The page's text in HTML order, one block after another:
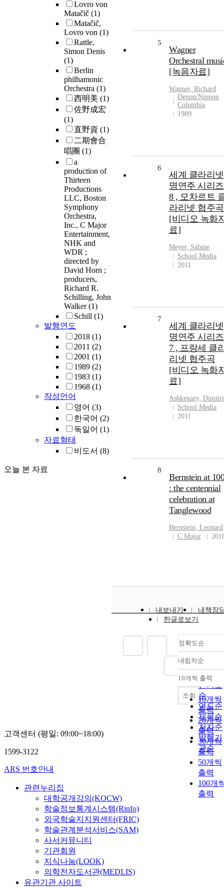
Lovro von
Matačič (1)
Matačič,
Lovro von (1)
Rattle,
Simon Denis
(1)
Berlin
philhamonic
Orchestra (1)
西明美 (1)
佐野成宏
(1)
直野資 (1)
二期會合
唱團 (1)
a
production of
Thirteen
Productions
LLC, Boston
Symphony
Orchestra,
Inc., C Major
Entertainment,
NHK and
WDR ;
directed by
David Horn ;
producers,
Richard R.
Schilling, John
Walker(1)
Schill (1)
발행연도
2018 (1)
2011 (2)
2001 (1)
1989 (2)
1983 (1)
1968 (1)
작성언어
영어 (3)
한국어 (2)
독일어 (1)
자료형태
비도서 (8)
오늘 본 자료
5
Wagner
Orchestral
[녹음자료]
Wagner, Richard
Denon/Nippon
Columbia
1989
6
세계 클라리넷
명연주 시리
8 , 모차르트
라리넷 협주곡
[비디오 녹화
료]
Meyer, Sabine
School Media
2011
7
세계 클라리넷
명연주 시리
7 , 프랑세 클
리넷 협주곡
[비디오 녹화
료]
Ashkenazy, Dimitri
School Media
2011
8
Bernstein at 100
: the centennial
celebration at
Tanglewood
Bernstein, Leonard
C Major
내보내기
내책장
한글로보기
정확도순
정확도
순
인기도
순
연도순
제목순
저자순
발행기
관순
내림차순
내림
10개씩 출력
10개씩
출력
20개씩
출력
30개씩
출력
50개씩
출력
100개
출력
조회
고객센터 (평일: 09:00~18:00)
1599-3122
ARS 번호안내
관련누리집
대학공개강의(KOCW)
학술정보통계시스템(Rinfo)
외국학술지지원센터(FRIC)
학술관계분석서비스(SAM)
사서커뮤니티
기관회원
지식나눔(LOOK)
의학전자도서관(MEDLIS)
유관기관 사이트